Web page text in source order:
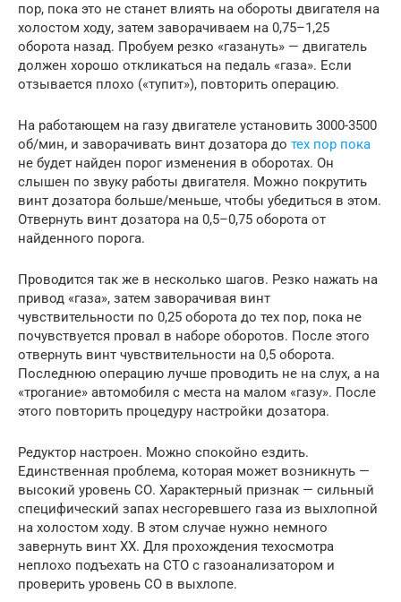
пор, пока это не станет влиять на обороты двигателя на
холостом ходу, затем заворачиваем на 0,75–1,25
оборота назад. Пробуем резко «газануть» — двигатель
должен хорошо откликаться на педаль «газа». Если
отзывается плохо («тупит»), повторить операцию.
На работающем на газу двигателе установить 3000-3500
об/мин, и заворачивать винт дозатора до тех пор пока
не будет найден порог изменения в оборотах. Он
слышен по звуку работы двигателя. Можно покрутить
винт дозатора больше/меньше, чтобы убедиться в этом.
Отвернуть винт дозатора на 0,5–0,75 оборота от
найденного порога.
Проводится так же в несколько шагов. Резко нажать на
привод «газа», затем заворачивая винт
чувствительности по 0,25 оборота до тех пор, пока не
почувствуется провал в наборе оборотов. После этого
отвернуть винт чувствительности на 0,5 оборота.
Последнюю операцию лучше проводить не на слух, а на
«трогание» автомобиля с места на малом «газу». После
этого повторить процедуру настройки дозатора.
Редуктор настроен. Можно спокойно ездить.
Единственная проблема, которая может возникнуть —
высокий уровень СО. Характерный признак — сильный
специфический запах несгоревшего газа из выхлопной
на холостом ходу. В этом случае нужно немного
завернуть винт ХХ. Для прохождения техосмотра
неплохо подъехать на СТО с газоанализатором и
проверить уровень СО в выхлопе.